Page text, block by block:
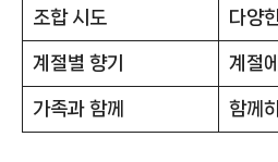
조합 시도 다양
계절별 향기 계절
가족과 함께 함께